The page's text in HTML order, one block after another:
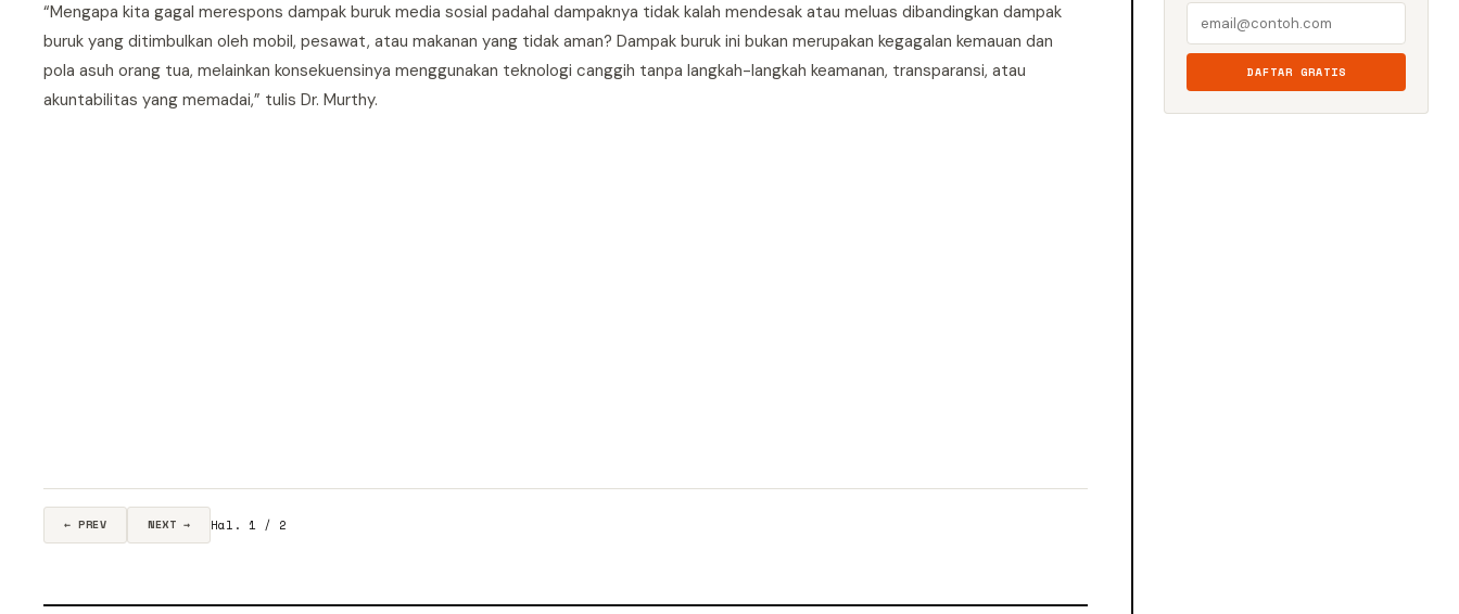
“Mengapa kita gagal merespons dampak buruk media sosial padahal dampaknya tidak kalah mendesak atau meluas dibandingkan dampak
buruk yang ditimbulkan oleh mobil, pesawat, atau makanan yang tidak aman? Dampak buruk ini bukan merupakan kegagalan kemauan dan
pola asuh orang tua, melainkan konsekuensinya menggunakan teknologi canggih tanpa langkah-langkah keamanan, transparansi, atau
akuntabilitas yang memadai,” tulis Dr. Murthy.
← PREV NEXT → Hal. 1 / 2
DAFTAR GRATIS